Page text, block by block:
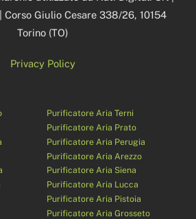
Corso Giulio Cesare 338/26, 10154
Torino (TO)
Privacy Policy
Purificatore Aria Terni
Purificatore Aria Prato
Purificatore Aria Perugia
Purificatore Aria Arezzo
Purificatore Aria Siena
Purificatore Aria Lucca
Purificatore Aria Pistoia
Purificatore Aria Grosseto